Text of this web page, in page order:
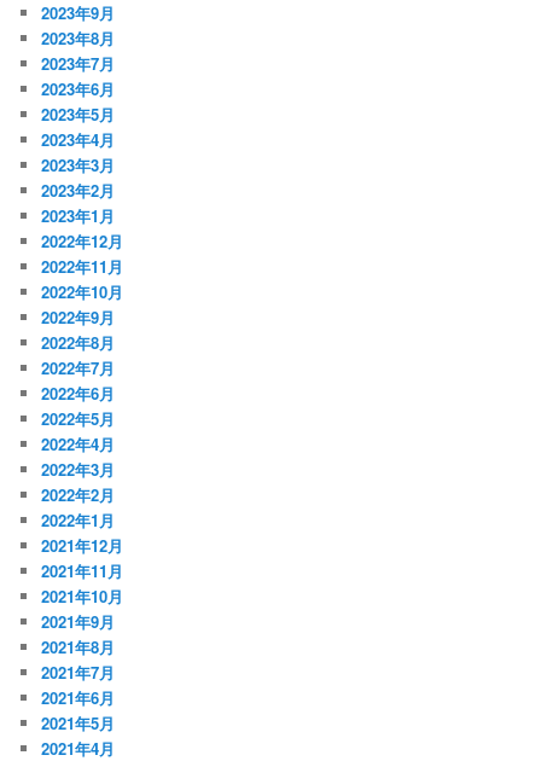
2023年9月
2023年8月
2023年7月
2023年6月
2023年5月
2023年4月
2023年3月
2023年2月
2023年1月
2022年12月
2022年11月
2022年10月
2022年9月
2022年8月
2022年7月
2022年6月
2022年5月
2022年4月
2022年3月
2022年2月
2022年1月
2021年12月
2021年11月
2021年10月
2021年9月
2021年8月
2021年7月
2021年6月
2021年5月
2021年4月